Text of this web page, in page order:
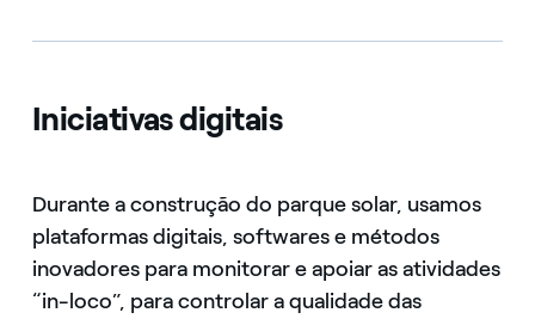
Iniciativas digitais
Durante a construção do parque solar, usamos
plataformas digitais, softwares e métodos
inovadores para monitorar e apoiar as atividades
“in-loco”, para controlar a qualidade das